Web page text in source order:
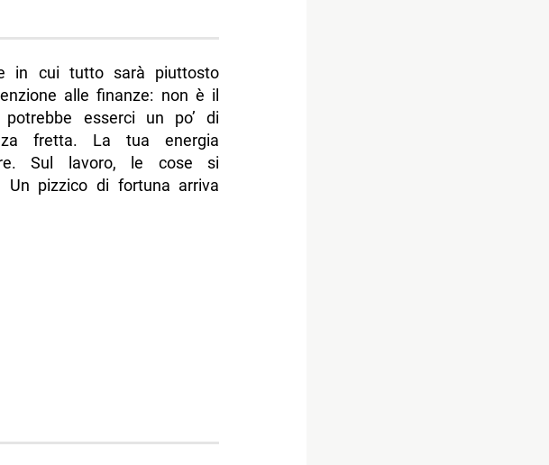
in cui tutto sarà piuttosto
alle finanze: non è il
esserci un po’ di
fretta. La tua energia
Sul lavoro, le cose si
Un pizzico di fortuna arriva